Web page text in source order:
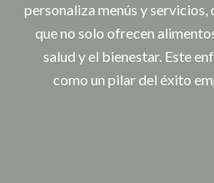
personaliza menús y
que no solo ofrecen
salud y el bienestar. Este
como un pilar del éxito